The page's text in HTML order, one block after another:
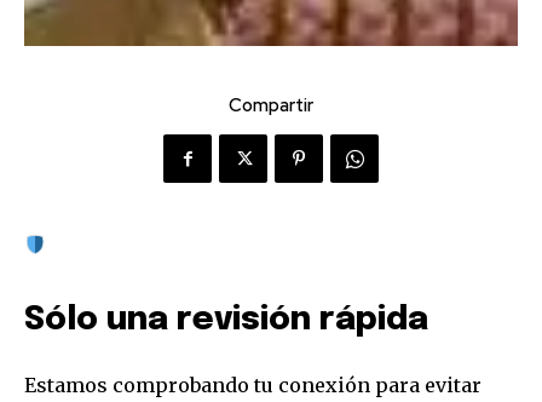
Compartir
Sólo una revisión rápida
Estamos comprobando tu conexión para evitar